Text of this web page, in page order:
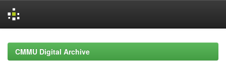
navigationCMMU Digital Archive